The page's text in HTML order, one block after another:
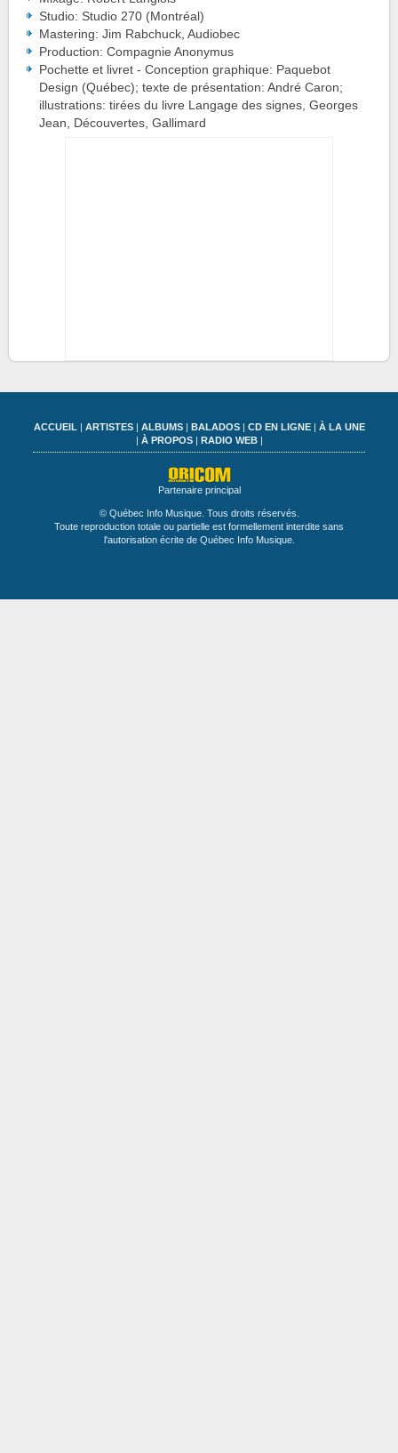
Studio: Studio 270 (Montréal)
Mastering: Jim Rabchuck, Audiobec
Production: Compagnie Anonymus
Pochette et livret - Conception graphique: Paquebot
Design (Québec); texte de présentation: André Caron;
illustrations: tirées du livre Langage des signes, Georges
Jean, Découvertes, Gallimard
ACCUEIL | ARTISTES| ALBUMS| BALADOS| CD EN LIGNE| À LA UNE
| À PROPOS| RADIO WEB|
Partenaire principal
© Québec Info Musique. Tous droits réservés.
Toute reproduction totale ou partielle est formellement interdite sans
l'autorisation écrite de Québec Info Musique.